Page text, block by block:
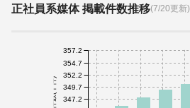
正社員系媒体 掲載件数推移(7/20更新)
件数(千件) 347.2
349.7
352.2
354.7
357.2